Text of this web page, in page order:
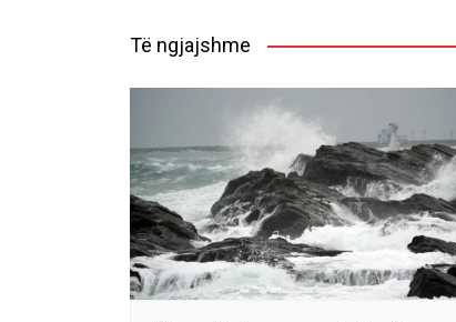
Të ngjajshme